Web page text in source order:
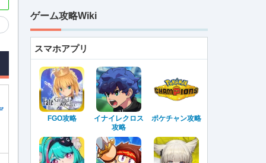
ゲーム攻略Wiki
スマホアプリ
FGO攻略
イナイレクロス
攻略
ポケチャン攻略